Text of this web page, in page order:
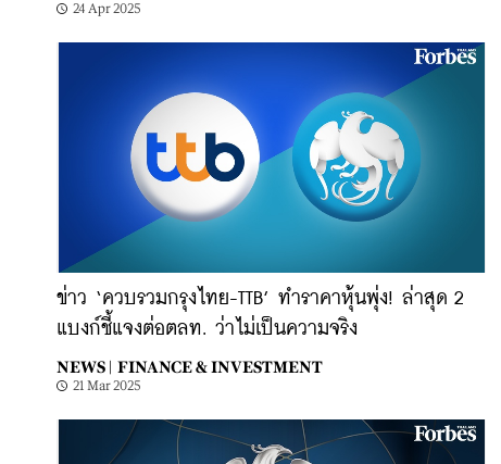
24 Apr 2025
ข่าว ‘ควบรวมกรุงไทย-TTB’ ทำราคาหุ้นพุ่ง! ล่าสุด 2
แบงก์ชี้แจงต่อตลท. ว่าไม่เป็นความจริง
NEWS | FINANCE & INVESTMENT
21 Mar 2025